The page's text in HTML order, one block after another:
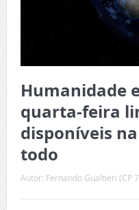
Humanidade
quarta-feira
disponíveis
todo
Autor: Fernando Gualtieri (CP